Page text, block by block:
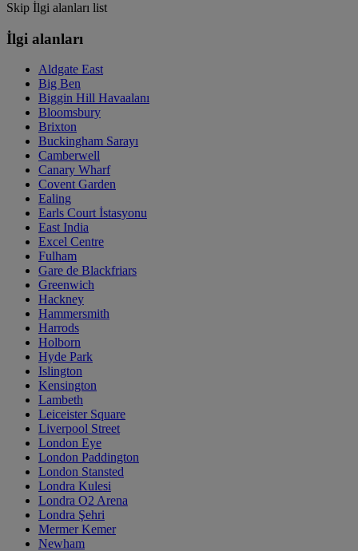
Skip İlgi alanları list
İlgi alanları
Aldgate East
Big Ben
Biggin Hill Havaalanı
Bloomsbury
Brixton
Buckingham Sarayı
Camberwell
Canary Wharf
Covent Garden
Ealing
Earls Court İstasyonu
East India
Excel Centre
Fulham
Gare de Blackfriars
Greenwich
Hackney
Hammersmith
Harrods
Holborn
Hyde Park
Islington
Kensington
Lambeth
Leiceister Square
Liverpool Street
London Eye
London Paddington
London Stansted
Londra Kulesi
Londra O2 Arena
Londra Şehri
Mermer Kemer
Newham